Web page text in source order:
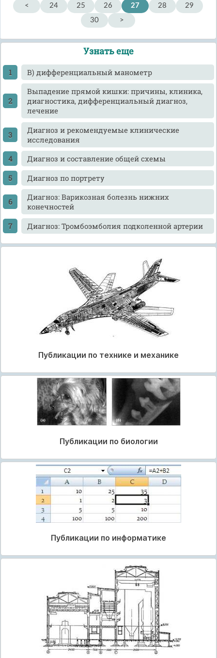
< 24 25 26 27 28
29
30
>
Узнать еще
В) дифференциальный манометр
Выпадение прямой кишки: причины, клиника,
диагностика, дифференциальный диагноз,
лечение
Диагноз и рекомендуемые клинические
исследования
Диагноз и составление общей схемы
Диагноз по портрету
Диагноз: Варикозная болезнь нижних
конечностей
Диагноз: Тромбоэмболия подколенной артерии
Публикации по технике и механике
Публикации по биологии
Публикации по информатике